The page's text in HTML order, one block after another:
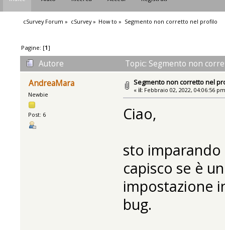
cSurvey Forum » cSurvey» How to » Segmento non corretto nel profilo
Pagine: [1]
Autore
Topic: Segmento non
AndreaMara
Newbie
Post: 6
Segmento non corretto nel
« il: Febbraio 02, 2022, 04:06:56
Ciao,
sto imparando
capisco se è
impostazione
bug.